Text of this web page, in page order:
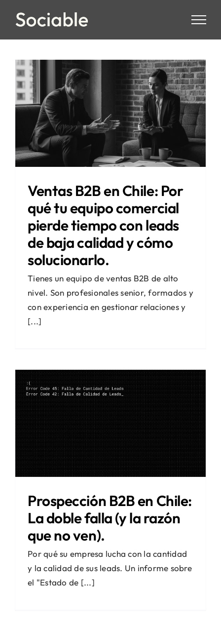
Ventas B2B en Chile: Por
qué tu equipo comercial
pierde tiempo con leads
de baja calidad y cómo
solucionarlo.
Tienes un equipo de ventas B2B de alto
nivel. Son profesionales senior, formados y
con experiencia en gestionar relaciones y
[...]
Prospección B2B en Chile:
La doble falla (y la razón
que no ven).
Por qué su empresa lucha con la cantidad
y la calidad de sus leads. Un informe sobre
el "Estado de [...]